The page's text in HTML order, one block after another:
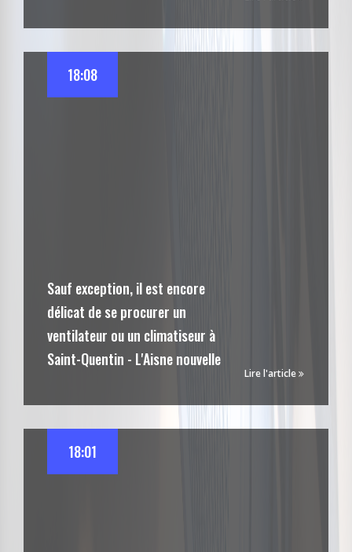
Sauf exception, il est encore
délicat de se procurer un
ventilateur ou un climatiseur à
Saint-Quentin - L'Aisne nouvelle
18:08
Lire l'article
18:01